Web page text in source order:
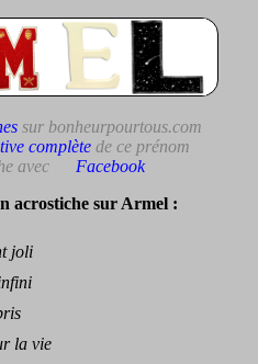
sur bonheurpourtous.com
complètede ce prénom
avec
Facebook
acrostiche sur Armel :
joli
la vie